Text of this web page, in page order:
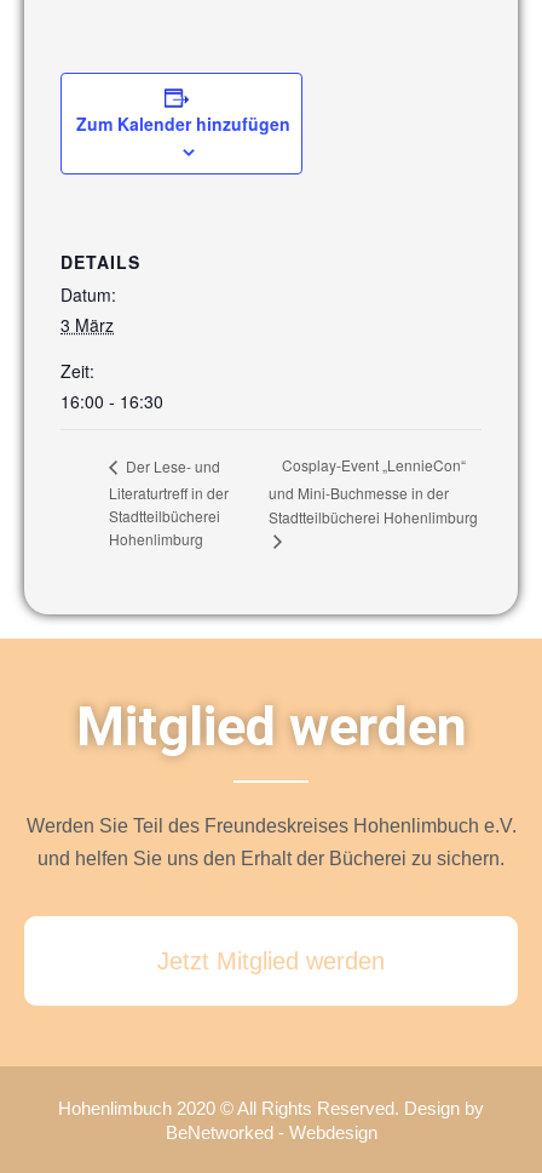
Zum Kalender hinzufügen
DETAILS
Datum:
3 März
Zeit:
16:00 - 16:30
Der Lese- und
Literaturtreff in der
Stadtteilbücherei
Hohenlimburg
Cosplay-Event „LennieCon“
und Mini-Buchmesse in der
Stadtteilbücherei Hohenlimburg
Mitglied werden
Werden Sie Teil des Freundeskreises Hohenlimbuch e.V.
und helfen Sie uns den Erhalt der Bücherei zu sichern.
Jetzt Mitglied werden
Hohenlimbuch 2020 © All Rights Reserved. Design by
BeNetworked - Webdesign